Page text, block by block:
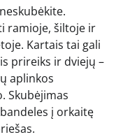
ramioje, šiltoje ir
Kartais tai gali
prireiks ir dviejų –
aplinkos
Skubėjimas
į orkaitę